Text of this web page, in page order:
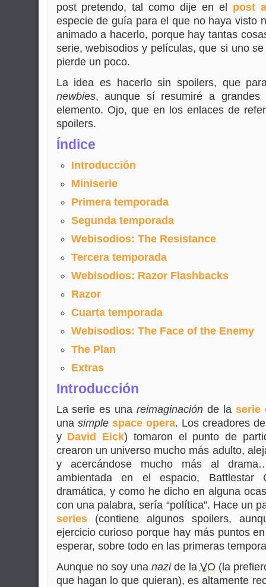
post pretendo, tal como dije en el post
especie de guía para el que no haya visto
animado a hacerlo, porque hay tantas
serie, webisodios y películas, que si uno
pierde un poco.
La idea es hacerlo sin spoilers, que
newbies, aunque sí resumiré a
elemento. Ojo, que en los enlaces de
spoilers.
Índice
Introducción
Miniserie
Primera temporada
Segunda temporada
Webisodios: The Resistance
Tercera temporada
Webisodios: Razor Flashbacks
Razor
Cuarta temporada
Webisodios: The Face of the Enemy
The Plan
Extras
Introducción
La serie es unareimaginación de la serie
una simple space opera. Los creadores
y David Eick) tomaron el punto de
crearon un universo mucho más adulto,
y acercándose mucho más al
ambientada en el espacio, Battlestar
dramática, y como he dicho en alguna
con una palabra, sería “política”. Hace un
series(contiene algunos spoilers,
ejercicio curioso porque hay más puntos
esperar, sobre todo en las primeras
Aunque no soy una nazide la VO (la
que hagan lo que quieran), es altamente